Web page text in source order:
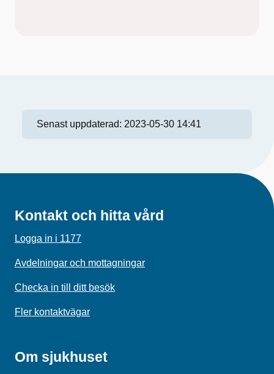
Senast uppdaterad: 2023-05-30 14:41
Kontakt och hitta vård
Logga in i 1177
Avdelningar och mottagningar
Checka in till ditt besök
Fler kontaktvägar
Om sjukhuset